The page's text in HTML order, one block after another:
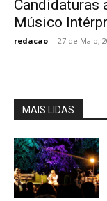
Candidaturas
Músico
redacao - 27 de Maio,
MAIS LIDAS